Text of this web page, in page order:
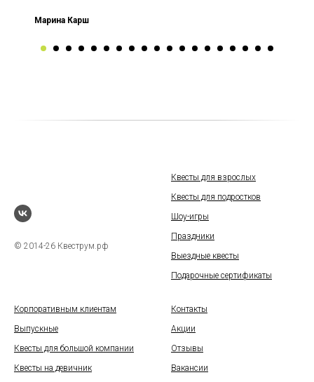
Марина Карш
© 2014-26 Квеструм.рф
Квесты для взрослых
Квесты для подростков
Шоу-игры
Праздники
Выездные квесты
Подарочные сертификаты
Корпоративным клиентам
Выпускные
Квесты для большой компании
Квесты на девичник
Контакты
Акции
Отзывы
Вакансии